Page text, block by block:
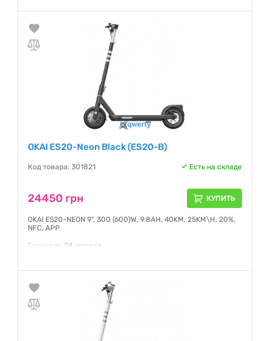
OKAI ES20-Neon Black (ES20-B)
Код товара: 301821 Есть на складе
24450 грн КУПИТЬ
OKAI ES20-NEON 9", 300 (600)W, 9.8AH, 40KM, 25KM\H, 20%,
NFC, APP
Гарантия: 24 месяца